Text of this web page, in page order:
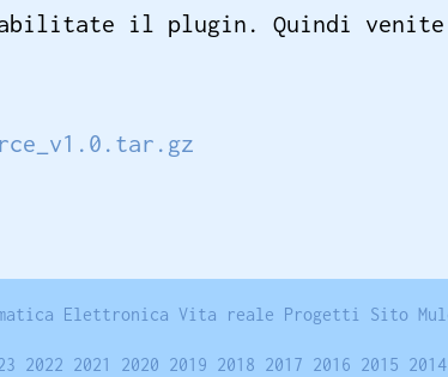
il plugin. Quindi venite
Elettronica Vita reale Progetti Sito
2022 2021 2020 2019 2018 2017 2016 2015 2014